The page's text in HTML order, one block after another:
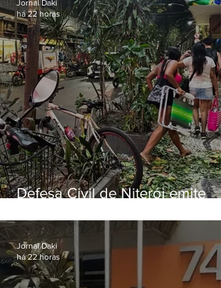
Defesa Civil de Niterói emite
sexta-feira (07)
Jornal Daki
há 22 horas
Jornal Daki
há 22 horas